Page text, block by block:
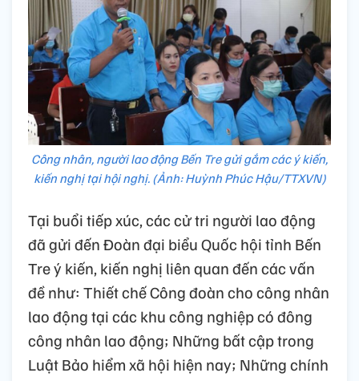
Công nhân, người lao động Bến Tre gửi gắm các ý kiến,
kiến nghị tại hội nghị. (Ảnh: Huỳnh Phúc Hậu/TTXVN)
Tại buổi tiếp xúc, các cử tri người lao động
đã gửi đến Đoàn đại biểu Quốc hội tỉnh Bến
Tre ý kiến, kiến nghị liên quan đến các vấn
đề như: Thiết chế Công đoàn cho công nhân
lao động tại các khu công nghiệp có đông
công nhân lao động; Những bất cập trong
Luật Bảo hiểm xã hội hiện nay; Những chính